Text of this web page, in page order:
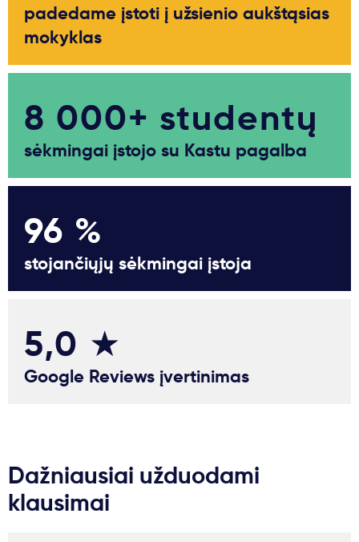
padedame įstoti į užsienio aukštąsias
mokyklas
8 000+ studentų
sėkmingai įstojo su Kastu pagalba
96 %
stojančiųjų sėkmingai įstoja
5,0 ★
Google Reviews įvertinimas
Dažniausiai užduodami
klausimai